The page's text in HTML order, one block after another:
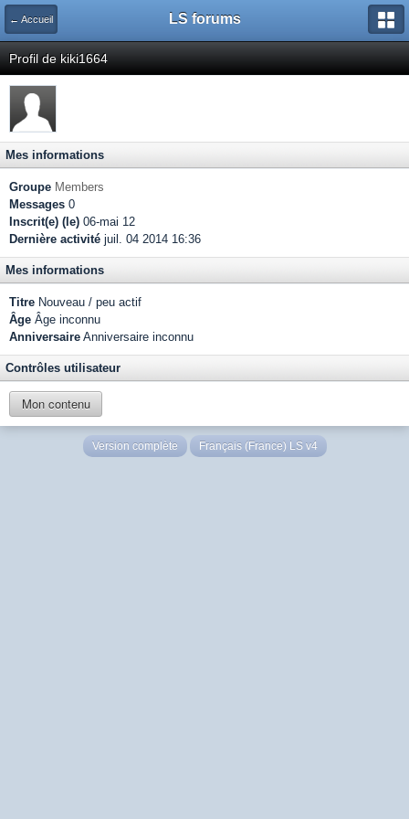
← Accueil LS forums
Profil de kiki1664
Mes informations
Groupe Members
Messages 0
Inscrit(e) (le) 06-mai 12
Dernière activité juil. 04 2014 16:36
Mes informations
Titre Nouveau / peu actif
Âge Âge inconnu
Anniversaire Anniversaire inconnu
Contrôles utilisateur
Mon contenu
Version complète Français (France) LS v4